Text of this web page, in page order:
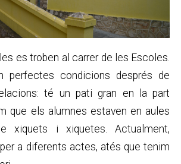
es troben al carrer de les Escoles.
perfectes condicions després de
té un pati gran en la part
que els alumnes estaven en aules
xiquets i xiquetes. Actualment,
per a diferents actes, atés que tenim